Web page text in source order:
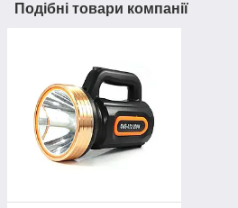
Подібні товари компанії